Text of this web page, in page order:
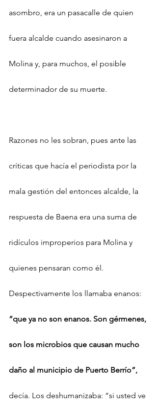
asombro, era un pasacalle de quien
fuera alcalde cuando asesinaron a
Molina y, para muchos, el posible
determinador de su muerte.
Razones no les sobran, pues ante las
críticas que hacía el periodista por la
mala gestión del entonces alcalde, la
respuesta de Baena era una suma de
ridículos improperios para Molina y
quienes pensaran como él.
Despectivamente los llamaba enanos:
“que ya no son enanos. Son gérmenes,
son los microbios que causan mucho
daño al municipio de Puerto Berrío”,
decía. Los deshumanizaba: “si usted ve